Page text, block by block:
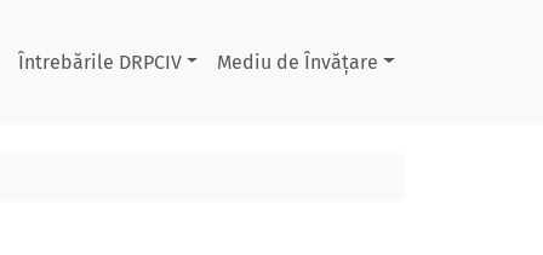
Întrebările DRPCIV Mediu de Învățare